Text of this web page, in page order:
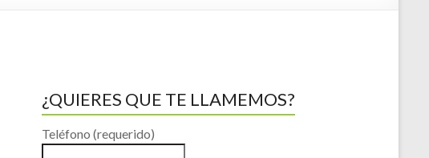
¿QUIERES QUE TE LLAMEMOS?
Teléfono (requerido)